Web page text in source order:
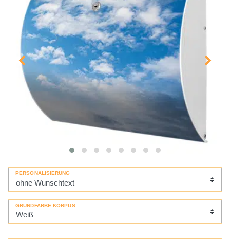
PERSONALISIERUNG
GRUNDFARBE KORPUS